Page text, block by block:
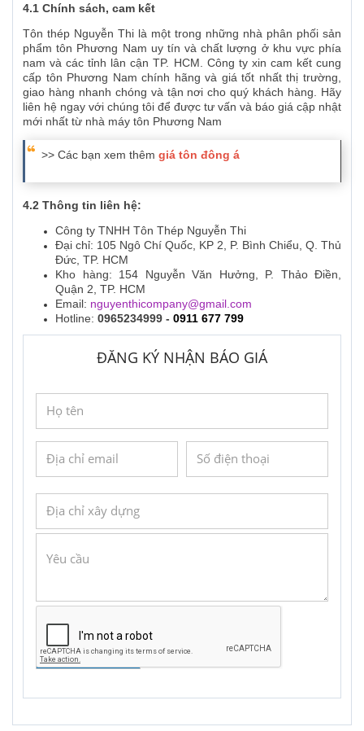
4.1 Chính sách, cam kết
Tôn thép Nguyễn Thi là một trong những nhà phân phối sản
phẩm tôn Phương Nam uy tín và chất lượng ở khu vực phía
nam và các tỉnh lân cận TP. HCM. Công ty xin cam kết cung
cấp tôn Phương Nam chính hãng và giá tốt nhất thị trường,
giao hàng nhanh chóng và tận nơi cho quý khách hàng. Hãy
liên hệ ngay với chúng tôi để được tư vấn và báo giá cập nhật
mới nhất từ nhà máy tôn Phương Nam
>> Các bạn xem thêm giá tôn đông á
4.2 Thông tin liên hệ:
Công ty TNHH Tôn Thép Nguyễn Thi
Đại chỉ: 105 Ngô Chí Quốc, KP 2, P. Bình Chiểu, Q. Thủ
Đức, TP. HCM
Kho hàng: 154 Nguyễn Văn Hưởng, P. Thảo Điền,
Quận 2, TP. HCM
Email: nguyenthicompany@gmail.com
Hotline: 0965234999 - 0911 677 799
ĐĂNG KÝ NHẬN BÁO GIÁ
GỬI YÊU CẦU